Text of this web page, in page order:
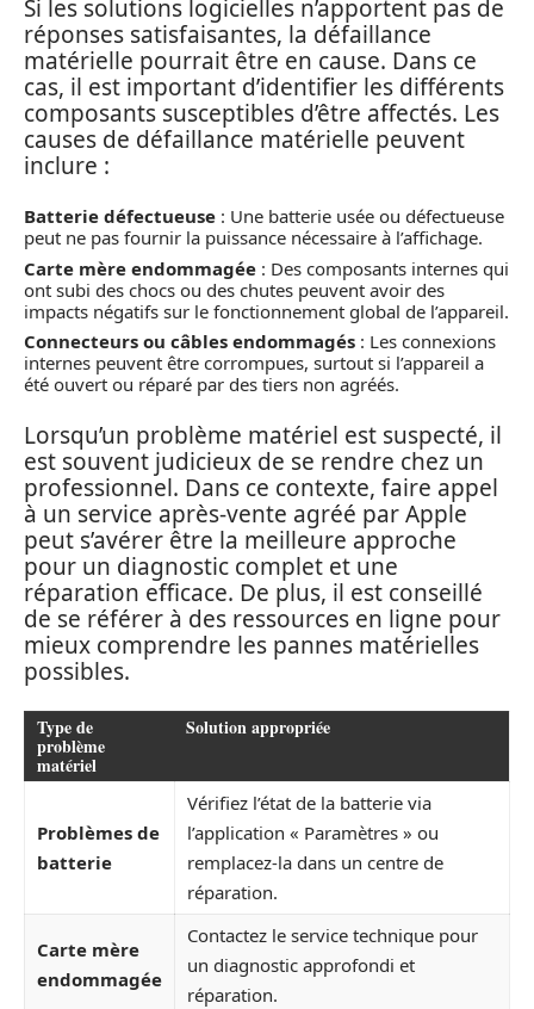
Si les solutions logicielles n’apportent pas de
réponses satisfaisantes, la défaillance
matérielle pourrait être en cause. Dans ce
cas, il est important d’identifier les différents
composants susceptibles d’être affectés. Les
causes de défaillance matérielle peuvent
inclure :
Batterie défectueuse : Une batterie usée ou défectueuse
peut ne pas fournir la puissance nécessaire à l’affichage.
Carte mère endommagée : Des composants internes qui
ont subi des chocs ou des chutes peuvent avoir des
impacts négatifs sur le fonctionnement global de l’appareil.
Connecteurs ou câbles endommagés : Les connexions
internes peuvent être corrompues, surtout si l’appareil a
été ouvert ou réparé par des tiers non agréés.
Lorsqu’un problème matériel est suspecté, il
est souvent judicieux de se rendre chez un
professionnel. Dans ce contexte, faire appel
à un service après-vente agréé par Apple
peut s’avérer être la meilleure approche
pour un diagnostic complet et une
réparation efficace. De plus, il est conseillé
de se référer à des ressources en ligne pour
mieux comprendre les pannes matérielles
possibles.
Type de
problème
matériel
Solution appropriée
Problèmes de
batterie
Vérifiez l’état de la batterie via
l’application « Paramètres » ou
remplacez-la dans un centre de
réparation.
Carte mère
endommagée
Contactez le service technique pour
un diagnostic approfondi et
réparation.